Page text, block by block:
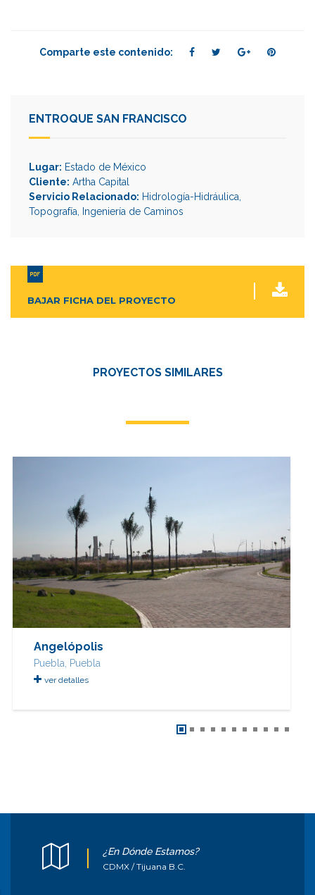
Comparte este contenido:
ENTROQUE SAN FRANCISCO
Lugar: Estado de México
Cliente: Artha Capital
Servicio Relacionado: Hidrología-Hidráulica
Topografía
Ingeniería de Caminos
BAJAR FICHA DEL PROYECTO
PROYECTOS SIMILARES
Angelópolis
Puebla, Puebla
ver detalles
¿En Dónde Estamos?
CDMX / Tijuana B.C.